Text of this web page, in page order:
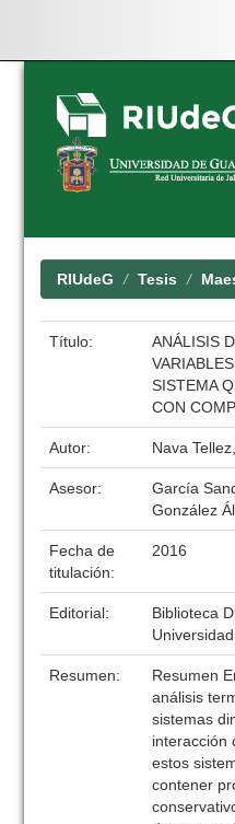
Skip
navigation
RIUdeG Tesis
Título:
ANÁLISIS
SISTEMA
CON
Autor: Nava
Asesor:
García
González
Fecha de
titulación:
2016
Editorial:
Biblioteca
Resumen:
Resumen
análisis
sistemas
interacción
estos
contener